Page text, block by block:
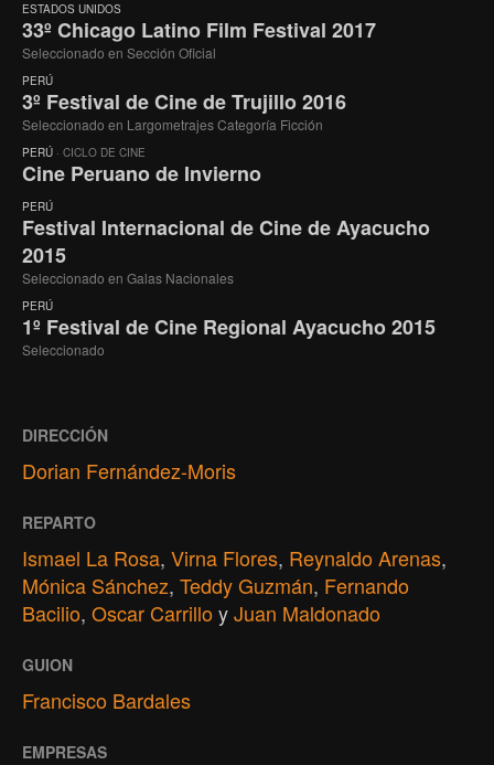
ESTADOS UNIDOS
33º Chicago Latino Film Festival 2017
Seleccionado en Sección Oficial
PERÚ
3º Festival de Cine de Trujillo 2016
Seleccionado en Largometrajes Categoría Ficción
PERÚ · CICLO DE CINE
Cine Peruano de Invierno
PERÚ
Festival Internacional de Cine de Ayacucho
2015
Seleccionado en Galas Nacionales
PERÚ
1º Festival de Cine Regional Ayacucho 2015
Seleccionado
DIRECCIÓN
Dorian Fernández-Moris
REPARTO
Ismael La Rosa, Virna Flores, Reynaldo Arenas,
Mónica Sánchez, Teddy Guzmán, Fernando
Bacilio, Oscar CarrilloyJuan Maldonado
GUION
Francisco Bardales
EMPRESAS